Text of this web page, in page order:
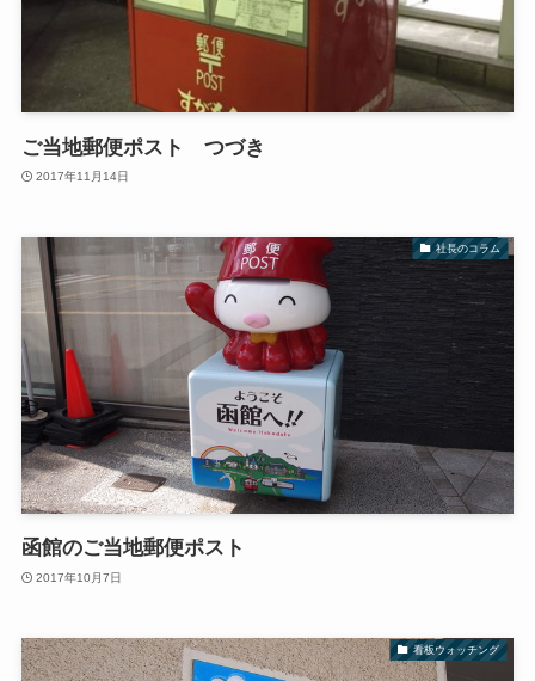
ご当地郵便ポスト つづき
2017年11月14日
社長のコラム
函館のご当地郵便ポスト
2017年10月7日
看板ウォッチング